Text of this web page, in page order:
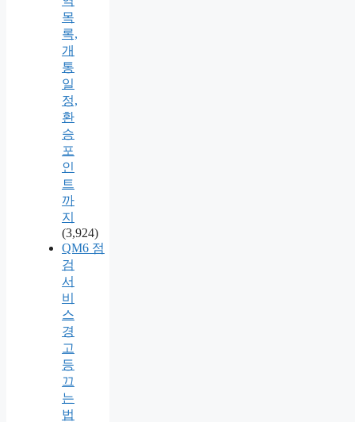
목
록,
개
통
일
정,
환
승
포
인
트
까
지
(3,924)
QM6 점
검
서
비
스
경
고
등
끄
는
법